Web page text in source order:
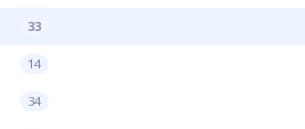
33
14
34